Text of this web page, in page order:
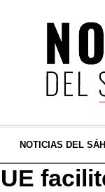
NOTICIAS DEL